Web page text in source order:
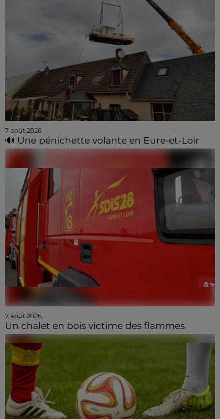
7 août 2026
🔊 Une pénichette volante en Eure-et-Loir
7 août 2026
Un chalet en bois victime des flammes